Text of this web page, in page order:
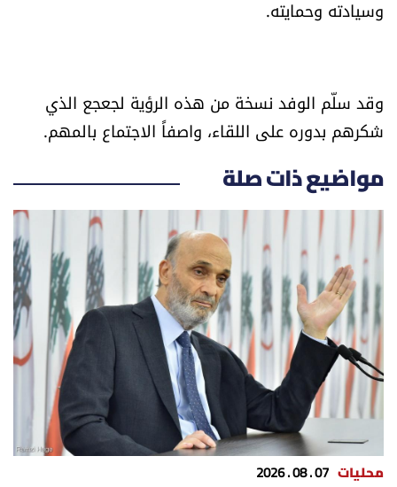
وسيادته وحمايته.
وقد سلّم الوفد نسخة من هذه الرؤية لجعجع الذي
شكرهم بدوره على اللقاء، واصفاً الاجتماع بالمهم.
مواضيع ذات صلة
محليات 07 . 08 . 2026